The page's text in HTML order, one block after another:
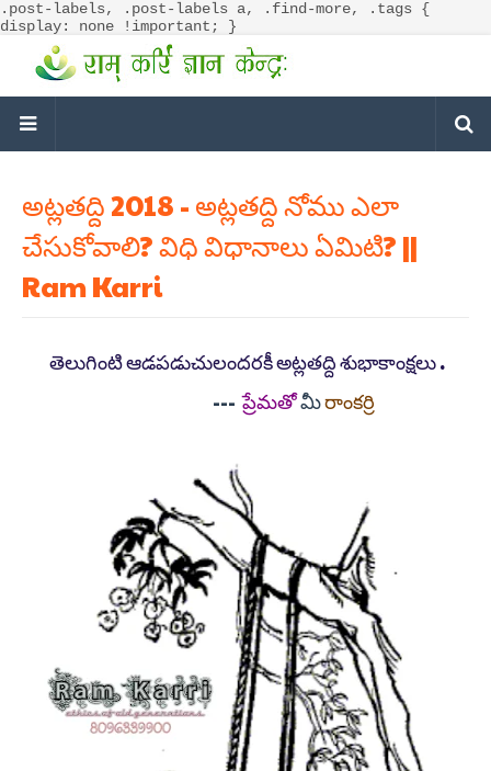
.post-labels, .post-labels a, .find-more, .tags {
display: none !important; }
అట్లతద్ది 2018 - అట్లతద్ది నోము ఎలా
చేసుకోవాలి? విధి విధానాలు ఏమిటి? ||
Ram Karri
తెలుగింటి ఆడపడుచులందరకీ అట్లతద్ది శుభాకాంక్షలు .
--- ప్రేమతోమీరాంకర్రి